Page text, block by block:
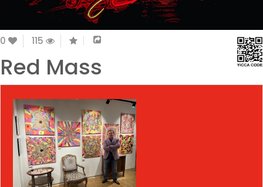
0 115
Red Mass